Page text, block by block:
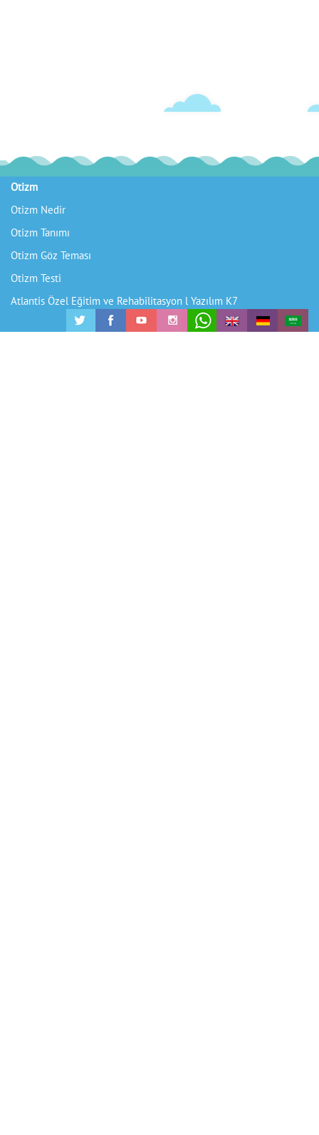
Otizm
Gelişim Geriliği
Otizm Nedir
Gelişim Geriliği Nasıl Fark Edilir
Otizm Tanımı
Gelişim Geriliği Nasıl Tedavi Edilir
Otizm Göz Teması
Gelişim Geriliği Tedavisi
Otizm Testi
Gelişim Geriliği Çocuklarda
Atlantis Özel Eğitim ve Rehabilitasyon lYazılım K7